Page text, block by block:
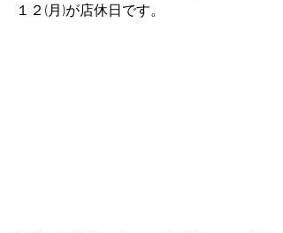
１２(月)が店休日です。